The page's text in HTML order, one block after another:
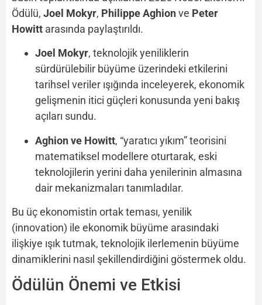
Ödülü, Joel Mokyr, Philippe Aghionve Peter
Howitt arasında paylaştırıldı.
Joel Mokyr, teknolojik yeniliklerin
sürdürülebilir büyüme üzerindeki etkilerini
tarihsel veriler ışığında inceleyerek, ekonomik
gelişmenin itici güçleri konusunda yeni bakış
açıları sundu.
Aghion ve Howitt, “yaratıcı yıkım” teorisini
matematiksel modellere oturtarak, eski
teknolojilerin yerini daha yenilerinin almasına
dair mekanizmaları tanımladılar.
Bu üç ekonomistin ortak teması, yenilik
(innovation) ile ekonomik büyüme arasındaki
ilişkiye ışık tutmak, teknolojik ilerlemenin büyüme
dinamiklerini nasıl şekillendirdiğini göstermek oldu.
Ödülün Önemi ve Etkisi